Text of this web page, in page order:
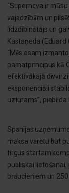
“Supernova ir
vajadzībām un
līdzdibinātājs un
Kastaņeda (Eduard
“Mēs esam
pamatprincipus kā
efektīvākajā
eksponenciāli
uzturams”, piebilda
Spānijas
maksa varētu būt
tirgus startam
publiskai
braucieniem un